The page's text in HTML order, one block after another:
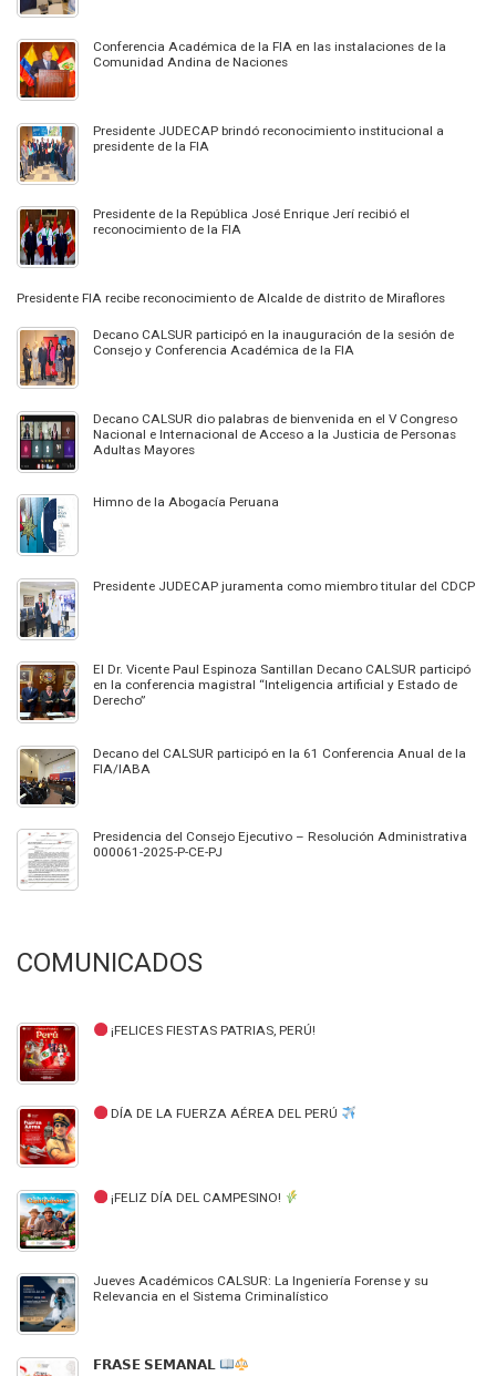
Conferencia Académica de la FIA en las instalaciones de la
Comunidad Andina de Naciones
Presidente JUDECAP brindó reconocimiento institucional a
presidente de la FIA
Presidente de la República José Enrique Jerí recibió el
reconocimiento de la FIA
Presidente FIA recibe reconocimiento de Alcalde de distrito de Miraflores
Decano CALSUR participó en la inauguración de la sesión de
Consejo y Conferencia Académica de la FIA
Decano CALSUR dio palabras de bienvenida en el V Congreso
Nacional e Internacional de Acceso a la Justicia de Personas
Adultas Mayores
Himno de la Abogacía Peruana
Presidente JUDECAP juramenta como miembro titular del CDCP
El Dr. Vicente Paul Espinoza Santillan Decano CALSUR participó
en la conferencia magistral “Inteligencia artificial y Estado de
Derecho”
Decano del CALSUR participó en la 61 Conferencia Anual de la
FIA/IABA
Presidencia del Consejo Ejecutivo – Resolución Administrativa
000061-2025-P-CE-PJ
COMUNICADOS
¡FELICES FIESTAS PATRIAS, PERÚ!
DÍA DE LA FUERZA AÉREA DEL PERÚ
¡FELIZ DÍA DEL CAMPESINO!
Jueves Académicos CALSUR: La Ingeniería Forense y su
Relevancia en el Sistema Criminalístico
𝗙𝗥𝗔𝗦𝗘 𝗦𝗘𝗠𝗔𝗡𝗔𝗟